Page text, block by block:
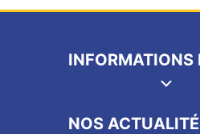
INFORMATIONS
NOS